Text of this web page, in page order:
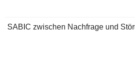
SABIC zwischen Nachfrage und